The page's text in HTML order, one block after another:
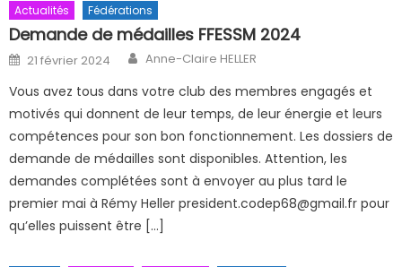
Actualités Fédérations
Demande de médailles FFESSM 2024
Posted on
21 février 2024 Author
Anne-Claire HELLER
Vous avez tous dans votre club des membres engagés et
motivés qui donnent de leur temps, de leur énergie et leurs
compétences pour son bon fonctionnement. Les dossiers de
demande de médailles sont disponibles. Attention, les
demandes complétées sont à envoyer au plus tard le
premier mai à Rémy Heller president.codep68@gmail.fr pour
qu’elles puissent être […]